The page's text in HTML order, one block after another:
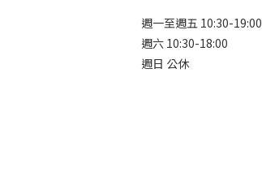
週一至週五 10:30-19:00
週六 10:30-18:00
週日 公休